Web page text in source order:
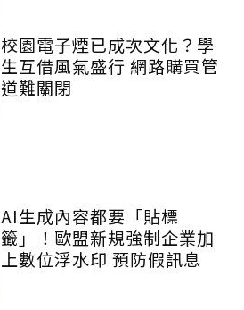
校園電子煙已成次文化？學
生互借風氣盛行 網路購買管
道難關閉
AI生成內容都要「貼標
籤」！歐盟新規強制企業加
上數位浮水印 預防假訊息